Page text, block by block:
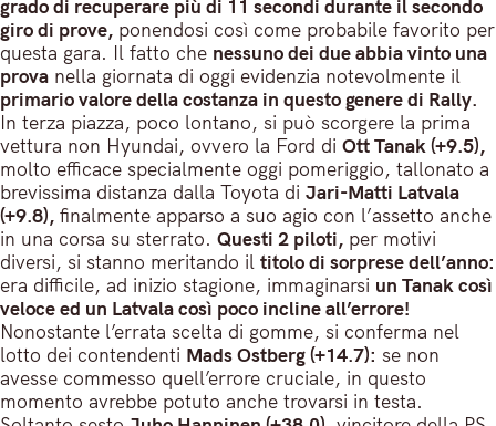
grado di recuperare più di 11 secondi durante il secondo
giro di prove, ponendosi così come probabile favorito per
questa gara. Il fatto che nessuno dei due abbia vinto una
prova nella giornata di oggi evidenzia notevolmente il
primario valore della costanza in questo genere di Rally.
In terza piazza, poco lontano, si può scorgere la prima
vettura non Hyundai, ovvero la Ford di Ott Tanak (+9.5),
molto efficace specialmente oggi pomeriggio, tallonato a
brevissima distanza dalla Toyota di Jari-Matti Latvala
(+9.8), finalmente apparso a suo agio con l’assetto anche
in una corsa su sterrato. Questi 2 piloti, per motivi
diversi, si stanno meritando il titolo di sorprese dell’anno:
era difficile, ad inizio stagione, immaginarsi un Tanak così
veloce ed un Latvala così poco incline all’errore!
Nonostante l’errata scelta di gomme, si conferma nel
lotto dei contendenti Mads Ostberg (+14.7): se non
avesse commesso quell’errore cruciale, in questo
momento avrebbe potuto anche trovarsi in testa.